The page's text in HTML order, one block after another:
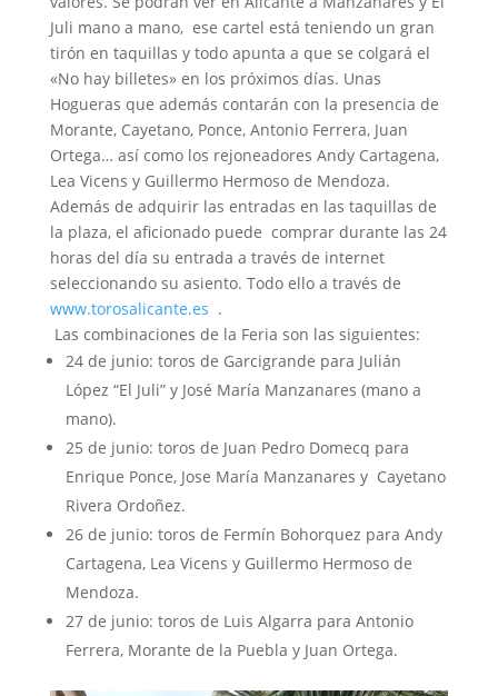
Juli mano a mano, ese cartel está teniendo un gran
tirón en taquillas y todo apunta a que se colgará el
«No hay billetes» en los próximos días. Unas
Hogueras que además contarán con la presencia de
Morante, Cayetano, Ponce, Antonio Ferrera, Juan
Ortega… así como los rejoneadores Andy Cartagena,
Lea Vicens y Guillermo Hermoso de Mendoza.
Además de adquirir las entradas en las taquillas de
la plaza, el aficionado puede comprar durante las 24
horas del día su entrada a través de internet
seleccionando su asiento. Todo ello a través de
www.torosalicante.es .
Las combinaciones de la Feria son las siguientes:
24 de junio: toros de Garcigrande para Julián
López “El Juli” y José María Manzanares (mano a
mano).
25 de junio: toros de Juan Pedro Domecq para
Enrique Ponce, Jose María Manzanares y Cayetano
Rivera Ordoñez.
26 de junio: toros de Fermín Bohorquez para Andy
Cartagena, Lea Vicens y Guillermo Hermoso de
Mendoza.
27 de junio: toros de Luis Algarra para Antonio
Ferrera, Morante de la Puebla y Juan Ortega.